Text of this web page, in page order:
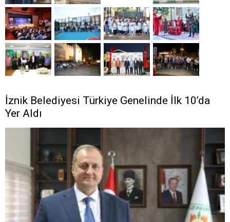
İznik Belediyesi Türkiye Genelinde İlk 10’da
Yer Aldı